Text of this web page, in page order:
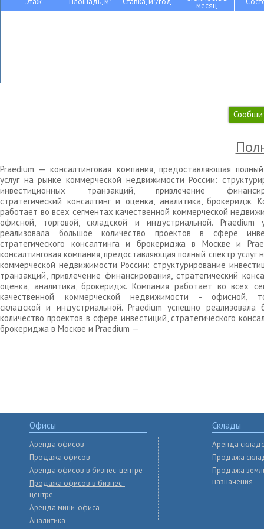
месяц
Praedium — консалтинговая компания, предоставляющая
услуг на рынке коммерческой недвижимости России:
инвестиционных транзакций, привлечение
стратегический консалтинг и оценка, аналитика, брокеридж.
работает во всех сегментах качественной коммерческой
офисной, торговой, складской и индустриальной. Praedium
реализовала большое количество проектов в сфере
стратегического консалтинга и брокериджа в Москве и
консалтинговая компания, предоставляющая полный спектр услуг
коммерческой недвижимости России: структурирование
транзакций, привлечение финансирования, стратегический
оценка, аналитика, брокеридж. Компания работает во всех
качественной коммерческой недвижимости - офисной,
складской и индустриальной. Praedium успешно реализовала
количество проектов в сфере инвестиций, стратегического
брокериджа в Москве и Praedium —
Офисы
Аренда офисов
Продажа офисов
Аренда офисов в бизнес-центре
Продажа офисов в бизнес-
центре
Аренда мини-офиса
Аналитика
Склады
Аренда
Продажа
Продажа
назначения